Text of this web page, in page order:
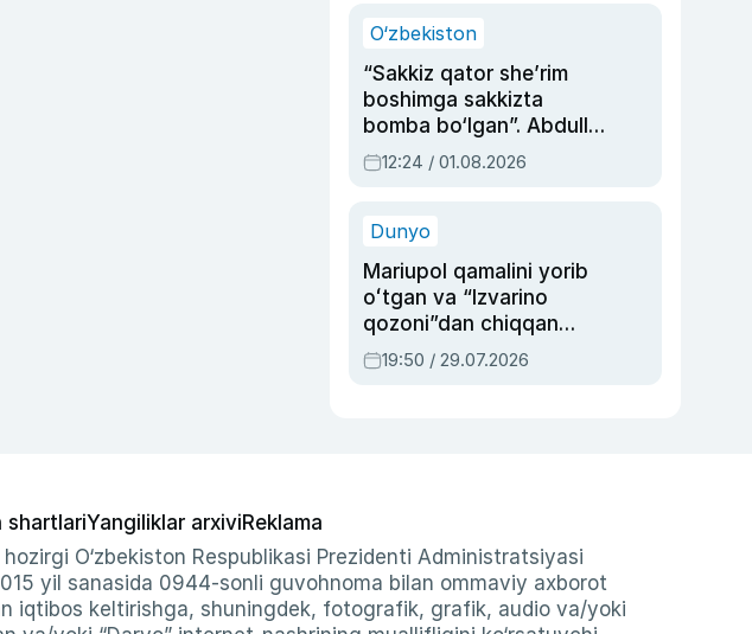
O‘zbekiston
“Sakkiz qator she’rim
boshimga sakkizta
bomba bo‘lgan”. Abdulla
Oripovni siyosiy
ayblovlardan asrab
12:24 / 01.08.2026
Dunyo
Mariupol qamalini yorib
oʻtgan va “Izvarino
qozoni”dan chiqqan
qahramon — Ukraina
armiyasi bosh
19:50 / 29.07.2026
shartlariYangiliklar arxiviReklama
O‘zbekiston Respublikasi Prezidenti Administratsiyasi
yil sanasida 0944-sonli guvohnoma bilan ommaviy axborot
iqtibos keltirishga, shuningdek, fotografik, grafik, audio va/yoki